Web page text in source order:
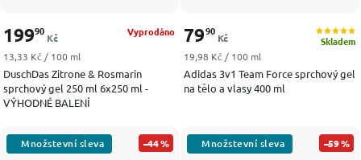
DuschDas Zitrone & Rosmarin
sprchový gel 250 ml 6x250 ml -
VÝHODNÉ BALENÍ
Vyprodáno
19990
Kč
Měrná cena:
13,33 Kč / 100 ml
Adidas 3v1 Team Force sprchový gel
na tělo a vlasy 400 ml
Skladem
7990
Kč
Měrná cena:
19,98 Kč / 100 ml
–44 % –59 %